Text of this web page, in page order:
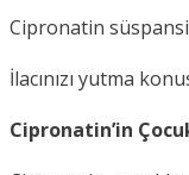
Cipronatin
İlacınızı yutma
Cipronatin’in